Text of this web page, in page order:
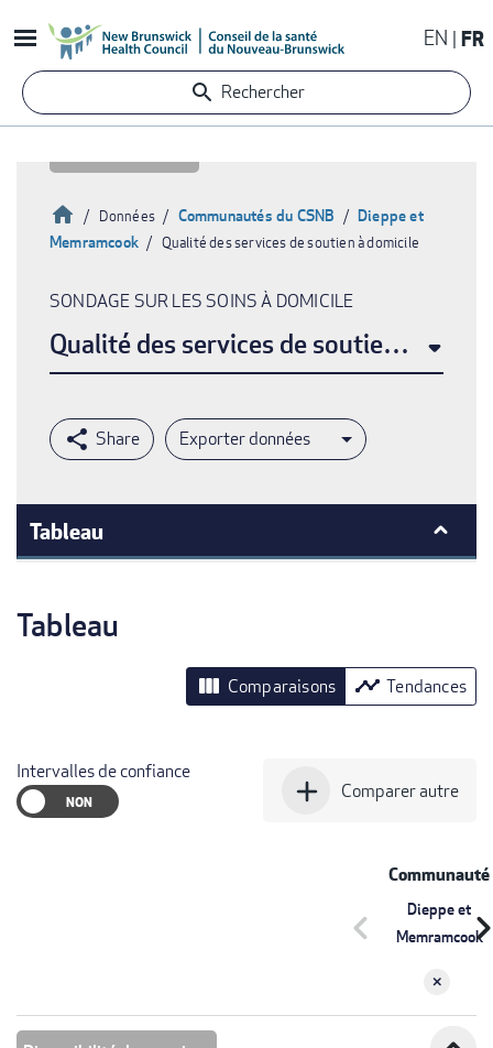
au
contenu
principal
EN FR
Rechercher
d'Ariane
Accueil
Données Communautés du CSNB
Dieppe et
Memramcook
Qualité des services de soutien à domicile
SONDAGE SUR LES SOINS À DOMICILE
Qualité des services de soutien à
Exporter données
Tableau
Tableau
view_column Comparaisons timeline Tendances
Intervalles de confiance
add Comparer autre
Communauté
Dieppe et
Memramcook
chevron_left